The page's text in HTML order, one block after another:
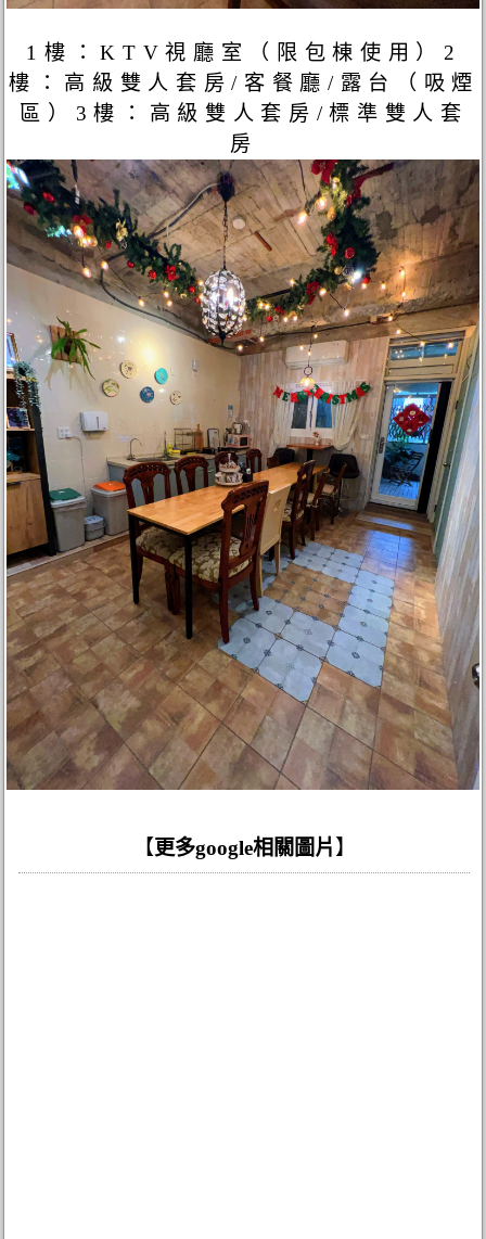
1樓：KTV視廳室（限包棟使用）2
樓：高級雙人套房/客餐廳/露台（吸煙
區）3樓：高級雙人套房/標準雙人套
房
【 更多google相關圖片 】